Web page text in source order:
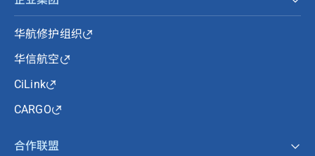
华航修护组织
华信航空
CiLink
CARGO
合作联盟